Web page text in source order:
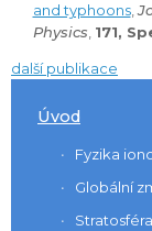
Úvod
Fyzika
Globální
Stratosféra
and typhoons,
Physics 171,
další publikace